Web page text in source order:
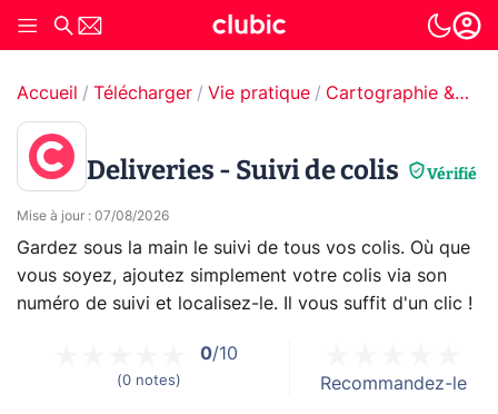
Accueil Télécharger Vie pratique Cartographie & GPS
Deliveries - Suivi de colis Vérifié
Mise à jour : 07/08/2026
Gardez sous la main le suivi de tous vos colis. Où que
vous soyez, ajoutez simplement votre colis via son
numéro de suivi et localisez-le. Il vous suffit d'un clic !
0/10
(0 notes) Recommandez-le